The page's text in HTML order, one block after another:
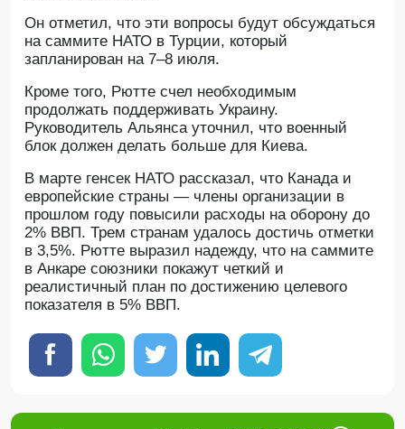
Он отметил, что эти вопросы будут обсуждаться
на саммите НАТО в Турции, который
запланирован на 7–8 июля.
Кроме того, Рютте счел необходимым
продолжать поддерживать Украину.
Руководитель Альянса уточнил, что военный
блок должен делать больше для Киева.
В марте генсек НАТО рассказал, что Канада и
европейские страны — члены организации в
прошлом году повысили расходы на оборону до
2% ВВП. Трем странам удалось достичь отметки
в 3,5%. Рютте выразил надежду, что на саммите
в Анкаре союзники покажут четкий и
реалистичный план по достижению целевого
показателя в 5% ВВП.